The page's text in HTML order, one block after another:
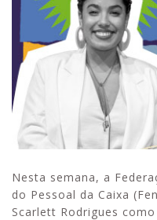
Nesta semana, a
do Pessoal da Caixa
Scarlett Rodrigues